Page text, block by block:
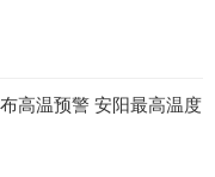
高温预警 安阳最高温度